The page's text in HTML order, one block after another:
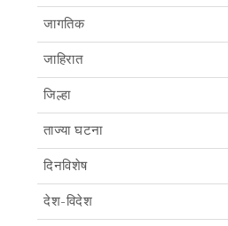
जागतिक
जाहिरात
जिल्हा
ताज्या घटना
दिनविशेष
देश-विदेश